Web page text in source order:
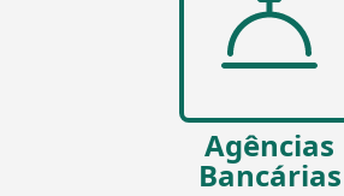
Agências
Bancárias